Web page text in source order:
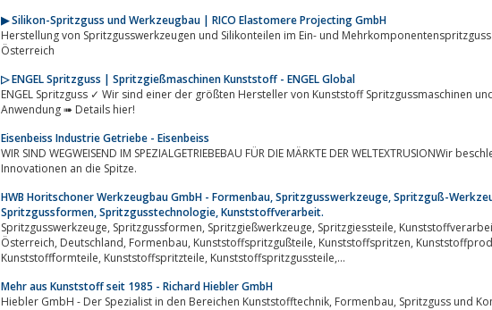
▶ Silikon-Spritzguss und Werkzeugbau | RICO Elastomere Projecting GmbH
Herstellung von Spritzgusswerkzeugen und Silikonteilen im Ein- und
Österreich
▷ ENGEL Spritzguss | Spritzgießmaschinen Kunststoff - ENGEL Global
ENGEL Spritzguss ✓ Wir sind einer der größten Hersteller von Kunststoff Spritzgussmaschinen
Anwendung ➠ Details hier!
Eisenbeiss Industrie Getriebe - Eisenbeiss
WIR SIND WEGWEISEND IM SPEZIALGETRIEBEBAU FÜR DIE MÄRKTE DER WELTEXTRUSIONWir
Innovationen an die Spitze.
HWB Horitschoner Werkzeugbau GmbH - Formenbau, Spritzgusswerkzeuge, Spritzguß-
Spritzgussformen, Spritzgusstechnologie, Kunststoffverarbeit.
Spritzgusswerkzeuge, Spritzgussformen, Spritzgießwerkzeuge, Spritzgiessteile, Kunststoffverarbeitung, Spritzgießwerkzeug,
Österreich, Deutschland, Formenbau, Kunststoffspritzgußteile, Kunststoffspritzen, Kunststoffprodukte, Spritzgussteile,
Kunststoffformteile, Kunststoffspritzteile, Kunststoffspritzgussteile,...
Mehr aus Kunststoff seit 1985 - Richard Hiebler GmbH
Hiebler GmbH - Der Spezialist in den Bereichen